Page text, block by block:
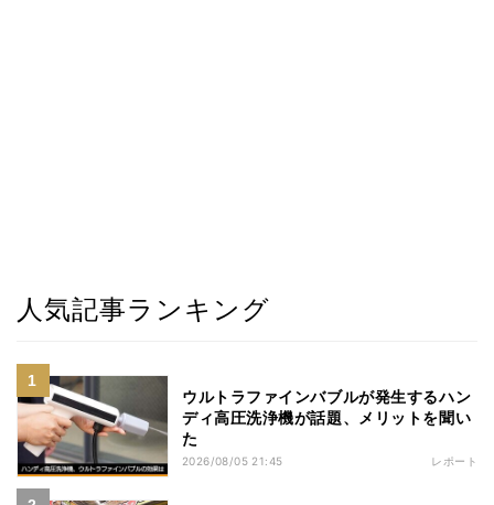
人気記事ランキング
ウルトラファインバブルが発生するハン
ディ高圧洗浄機が話題、メリットを聞い
た
2026/08/05 21:45 レポート